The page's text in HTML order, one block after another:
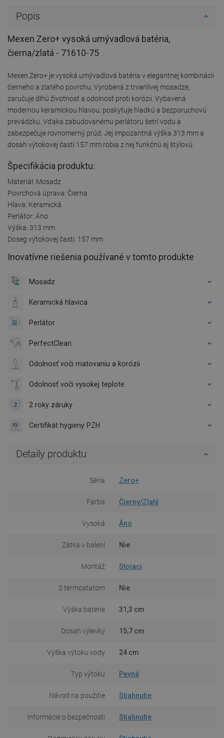
Popis
Mexen Zero+ vysoká umývadlová batéria,
čierna/zlatá - 71610-75
Mexen Zero+ je vysoká umývadlová batéria v elegantnej kombinácii
čierneho a zlatého povrchu. Vyrobená z trvanlivej mosadze,
zaručuje dlhú životnosť a odolnosť proti korózii. Vybavená
modernou keramickou hlavou, poskytuje hladkú a bezporuchovú
prevádzku. Vďaka zabudovanému perlátoru šetrí vodu a
zabezpečuje rovnomerný prúd. Jej impozantná výška 313 mm a
dosah výtokovej časti 157 mm robia z nej funkčnú aj štýlovú.
Špecifikácia produktu:
Materiál: Mosadz
Povrchová úprava: Čierna
Hlava: Keramická
Perlátor: Áno
Výška: 313 mm
Doseg výtokovej časti: 157 mm
Inovatívne riešenia používané v tomto produkte
Mosadz
Keramická hlavica
Perlátor
PerfectClean
Odolnosť voči matovaniu a korózii
Odolnosť voči vysokej teplote
2 roky záruky
Certifikát hygieny PZH
Detaily produktu
Séria Zero+
Farba Čierny/Zlatý
Vysoká Áno
Zátka v balení Nie
Montáž Stojaci
S termostatom Nie
Výška batérie 31,3 cm
Dosah výlevky 15,7 cm
Výška výtoku vody 24 cm
Typ výtoku Pevná
Návod na použitie Stiahnutie
Informácie o bezpečnosti Stiahnutie